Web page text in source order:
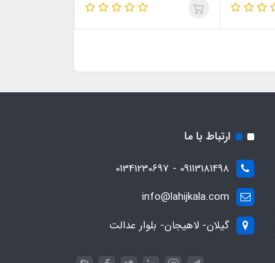
ارتباط با ما
09113181498 - 01341230697
info@lahijkala.com
گیلان- لاهیجان- بلوار عدالت